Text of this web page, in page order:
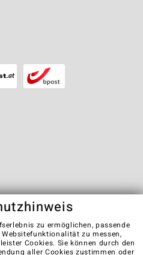
Cookies
Impressum
zu ermöglichen, passende
zu messen,
Cookies. Sie können durch den
aller Cookies zustimmen oder